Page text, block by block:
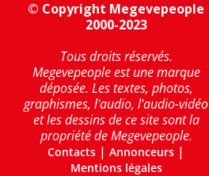
© Copyright Megevepeople
2000-2023
Tous droits réservés.
Megevepeople est une marque
déposée. Les textes, photos,
graphismes, l'audio, l'audio-vidéo
et les dessins de ce site sont la
propriété de Megevepeople.
Contacts |Annonceurs |
Mentions légales